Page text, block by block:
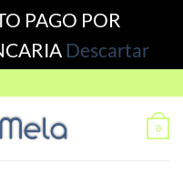
PAGO POR
Descartar
0